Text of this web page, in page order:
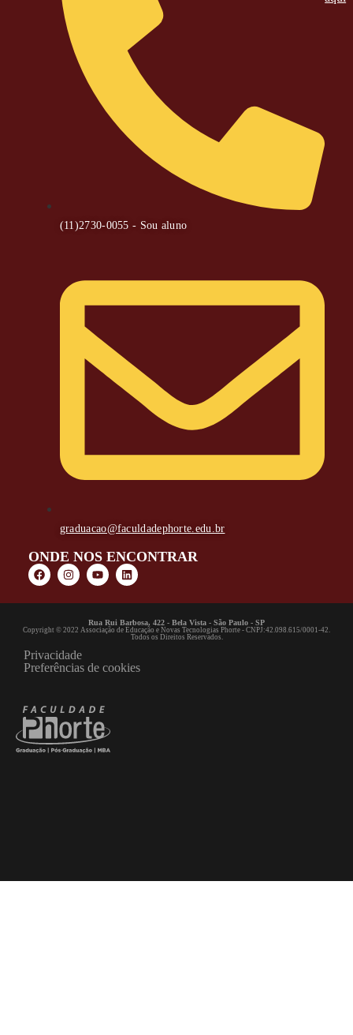
(11)2730-0055 - Sou aluno
graduacao@faculdadephorte.edu.br
ONDE NOS ENCONTRAR
Rua Rui Barbosa, 422 - Bela Vista - São Paulo - SP
Copyright © 2022 Associação de Educação e Novas Tecnologias Phorte - CNPJ:42.098.615/0001-42.
Todos os Direitos Reservados.
Privacidade
Preferências de cookies